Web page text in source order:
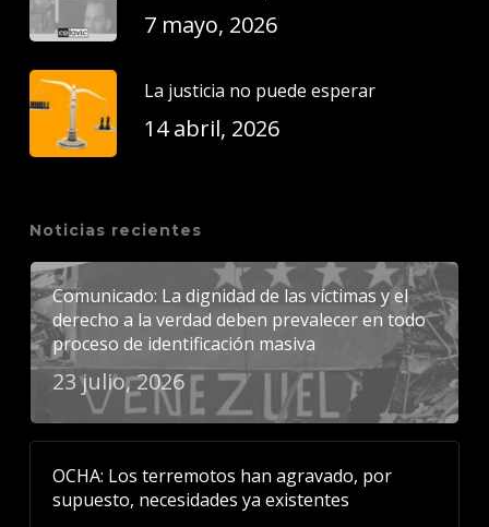
7 mayo, 2026
La justicia no puede esperar
14 abril, 2026
Noticias recientes
Comunicado: La dignidad de las víctimas y el
derecho a la verdad deben prevalecer en todo
proceso de identificación masiva
23 julio, 2026
OCHA: Los terremotos han agravado, por
supuesto, necesidades ya existentes